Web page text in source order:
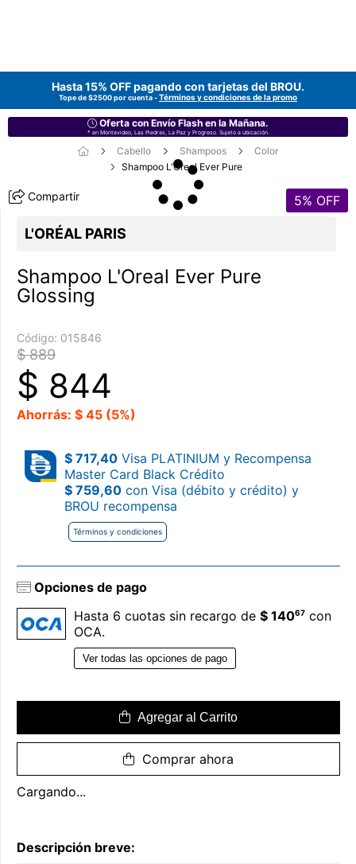
Hasta 15% OFF pagando con tarjetas del BROU.
Tope de $2500 por cuenta -Términos y condiciones de la promo
Oferta con Envío Flash en la Mañana.
* en Montevideo, Las Piedras, La Paz y Progreso. Sujeto a ubicación.
Cabello Shampoos
Color
Shampoo L'Oreal Ever Pure
Compartir 5% OFF
L'ORÉAL PARIS
Shampoo L'Oreal Ever Pure
Glossing
Código: 015846
$ 889
$ 844
Ahorrás: $ 45 (5%)
$ 717,40 Visa PLATINIUM y Recompensa
Master Card Black Crédito
$ 759,60 con Visa (débito y crédito) y
BROU recompensa
Términos y condiciones
Opciones de pago
Hasta 6 cuotas sin recargo de $ 14067 con
OCA.
Ver todas las opciones de pago
Agregar al Carrito
Comprar ahora
Cargando...
Descripción breve: